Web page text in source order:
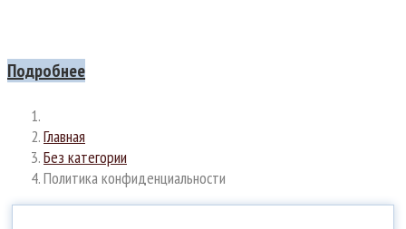
Подробнее
Главная
Без категории
Политика конфиденциальности